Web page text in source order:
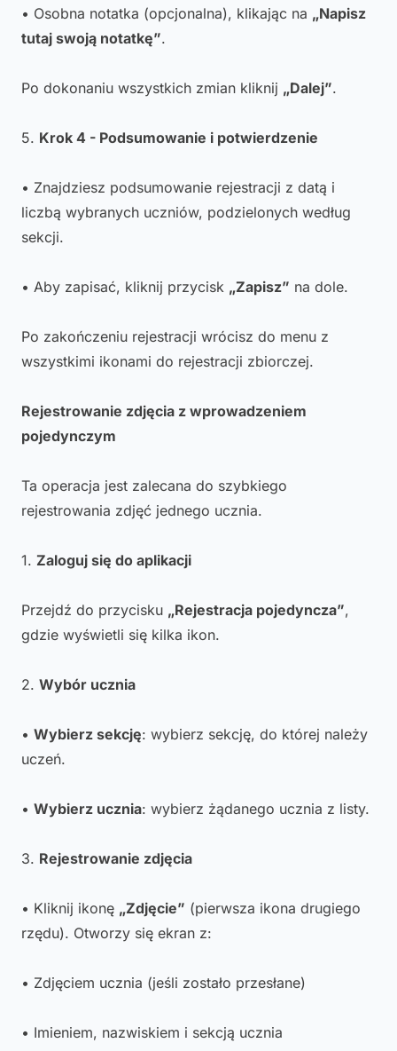
• Osobna notatka (opcjonalna), klikając na „Napisz
tutaj swoją notatkę”.
Po dokonaniu wszystkich zmian kliknij „Dalej”.
5. Krok 4 - Podsumowanie i potwierdzenie
• Znajdziesz podsumowanie rejestracji z datą i
liczbą wybranych uczniów, podzielonych według
sekcji.
• Aby zapisać, kliknij przycisk „Zapisz” na dole.
Po zakończeniu rejestracji wrócisz do menu z
wszystkimi ikonami do rejestracji zbiorczej.
Rejestrowanie zdjęcia z wprowadzeniem
pojedynczym
Ta operacja jest zalecana do szybkiego
rejestrowania zdjęć jednego ucznia.
1. Zaloguj się do aplikacji
Przejdź do przycisku „Rejestracja pojedyncza”,
gdzie wyświetli się kilka ikon.
2. Wybór ucznia
• Wybierz sekcję: wybierz sekcję, do której należy
uczeń.
• Wybierz ucznia: wybierz żądanego ucznia z listy.
3. Rejestrowanie zdjęcia
• Kliknij ikonę „Zdjęcie” (pierwsza ikona drugiego
rzędu). Otworzy się ekran z:
• Zdjęciem ucznia (jeśli zostało przesłane)
• Imieniem, nazwiskiem i sekcją ucznia